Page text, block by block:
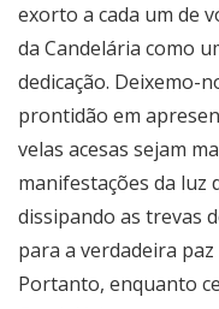
exorto a cada um de
da Candelária como
dedicação. Deixemo-
prontidão em
velas acesas sejam
manifestações da luz
dissipando as trevas
para a verdadeira paz
Portanto, enquanto